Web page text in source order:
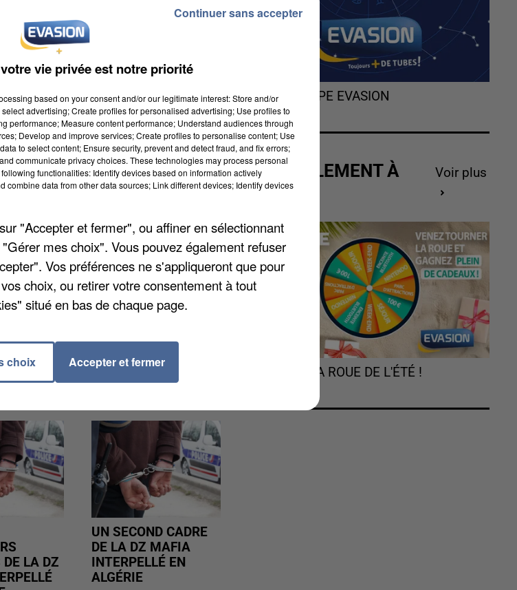
! Les Essonniens, derniers
hier. Une victoire pleine de surprise
forte, pensionnaire de Nationale 3.
de France, qui se joueront en
victoire hier en allant battre
très nettement la Poule 1 avec
journée, dimanche 15
DE LA DZ
UN SECOND CADRE
DE LA DZ MAFIA
INTERPELLÉ EN
ALGÉRIE
L'HOROSCOPE EVASION
ACTUELLEMENT À
GAGNER
Voir plus
TOURNEZ LA ROUE DE L'ÉTÉ !
vie privée est notre priorité
based on your consent and/or our legitimate interest: Store and/or
advertising; Create profiles for personalised advertising; Use profiles to
performance; Measure content performance; Understand audiences through
Develop and improve services; Create profiles to personalise content; Use
to select content; Ensure security, prevent and detect fraud, and fix errors;
communicate privacy choices. These technologies may process personal
functionalities: Identify devices based on information actively
combine data from other data sources; Link different devices; Identify devices
"Accepter et fermer", ou affiner en sélectionnant
mes choix". Vous pouvez également refuser
Vos préférences ne s'appliqueront que pour
choix, ou retirer votre consentement à tout
situé en bas de chaque page.
choix Accepter et fermer
Continuer sans accepter